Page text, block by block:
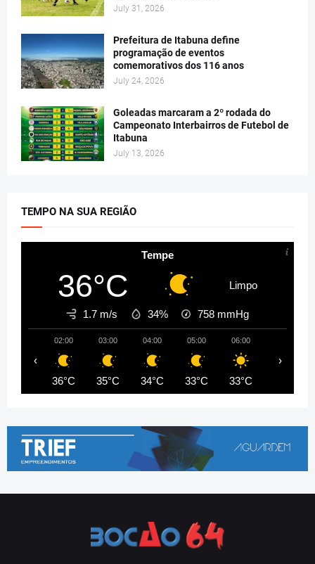
July 31, 2026
Prefeitura de Itabuna define
programação de eventos
comemorativos dos 116 anos
July 24, 2026
Goleadas marcaram a 2º rodada do
Campeonato Interbairros de Futebol de
Itabuna
July 13, 2026
TEMPO NA SUA REGIÃO
Tempe
36°C Limpo
1.7 m/s 34% 758 mmHg
02:00
36°C
03:00
35°C
04:00
34°C
05:00
33°C
06:00
33°C
‹ ›